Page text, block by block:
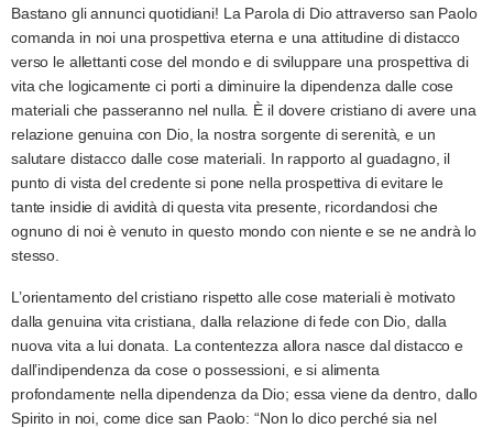
Bastano gli annunci quotidiani! La Parola di Dio attraverso san Paolo
comanda in noi una prospettiva eterna e una attitudine di distacco
verso le allettanti cose del mondo e di sviluppare una prospettiva di
vita che logicamente ci porti a diminuire la dipendenza dalle cose
materiali che passeranno nel nulla. È il dovere cristiano di avere una
relazione genuina con Dio, la nostra sorgente di serenità, e un
salutare distacco dalle cose materiali. In rapporto al guadagno, il
punto di vista del credente si pone nella prospettiva di evitare le
tante insidie di avidità di questa vita presente, ricordandosi che
ognuno di noi è venuto in questo mondo con niente e se ne andrà lo
stesso.
L’orientamento del cristiano rispetto alle cose materiali è motivato
dalla genuina vita cristiana, dalla relazione di fede con Dio, dalla
nuova vita a lui donata. La contentezza allora nasce dal distacco e
dall’indipendenza da cose o possessioni, e si alimenta
profondamente nella dipendenza da Dio; essa viene da dentro, dallo
Spirito in noi, come dice san Paolo: “Non lo dico perché sia nel